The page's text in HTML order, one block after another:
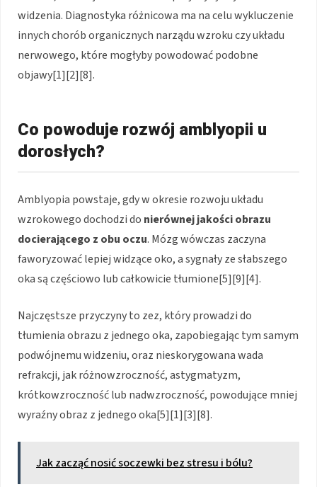
widzenia. Diagnostyka różnicowa ma na celu wykluczenie
innych chorób organicznych narządu wzroku czy układu
nerwowego, które mogłyby powodować podobne
objawy[1][2][8].
Co powoduje rozwój amblyopii u
dorosłych?
Amblyopia powstaje, gdy w okresie rozwoju układu
wzrokowego dochodzi do nierównej jakości obrazu
docierającego z obu oczu. Mózg wówczas zaczyna
faworyzować lepiej widzące oko, a sygnały ze słabszego
oka są częściowo lub całkowicie tłumione[5][9][4].
Najczęstsze przyczyny to zez, który prowadzi do
tłumienia obrazu z jednego oka, zapobiegając tym samym
podwójnemu widzeniu, oraz nieskorygowana wada
refrakcji, jak różnowzroczność, astygmatyzm,
krótkowzroczność lub nadwzroczność, powodujące mniej
wyraźny obraz z jednego oka[5][1][3][8].
Jak zacząć nosić soczewki bez stresu i bólu?